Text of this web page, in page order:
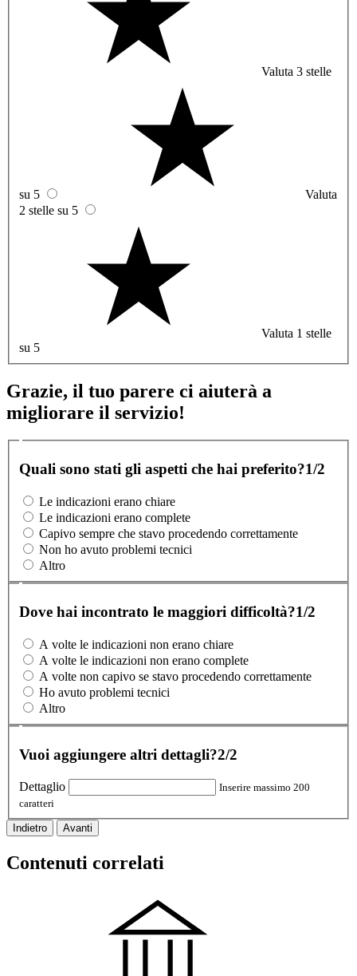
Valuta 3 stelle
su 5
Valuta
2 stelle su 5
Valuta 1 stelle
su 5
Grazie, il tuo parere ci aiuterà a
migliorare il servizio!
Quali sono stati gli aspetti che hai preferito?1/2
Le indicazioni erano chiare
Le indicazioni erano complete
Capivo sempre che stavo procedendo correttamente
Non ho avuto problemi tecnici
Altro
Dove hai incontrato le maggiori difficoltà?1/2
A volte le indicazioni non erano chiare
A volte le indicazioni non erano complete
A volte non capivo se stavo procedendo correttamente
Ho avuto problemi tecnici
Altro
Vuoi aggiungere altri dettagli?2/2
Dettaglio
Inserire massimo 200
caratteri
Indietro Avanti
Contenuti correlati